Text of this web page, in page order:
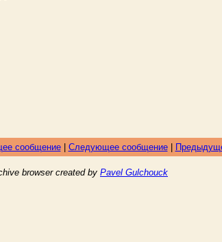
сообщение| Следующее сообщение|
browser created by Pavel Gulchouck